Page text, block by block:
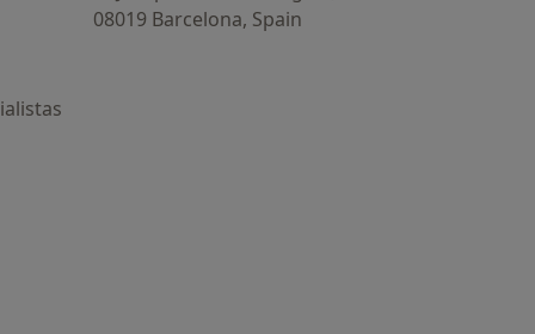
08019 Barcelona, Spain